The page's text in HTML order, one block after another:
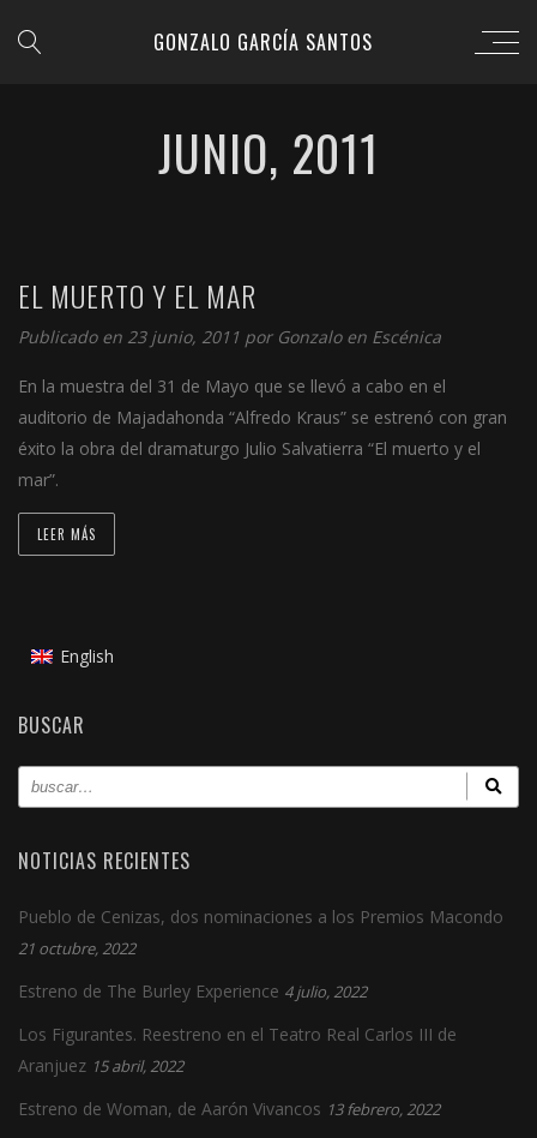
GONZALO GARCÍA SANTOS
JUNIO, 2011
EL MUERTO Y EL MAR
Publicado en 23 junio, 2011 por Gonzalo en Escénica
En la muestra del 31 de Mayo que se llevó a cabo en el
auditorio de Majadahonda “Alfredo Kraus” se estrenó con gran
éxito la obra del dramaturgo Julio Salvatierra “El muerto y el
mar”.
LEER MÁS
English
BUSCAR
NOTICIAS RECIENTES
Pueblo de Cenizas, dos nominaciones a los Premios Macondo
21 octubre, 2022
Estreno de The Burley Experience 4 julio, 2022
Los Figurantes. Reestreno en el Teatro Real Carlos III de
Aranjuez 15 abril, 2022
Estreno de Woman, de Aarón Vivancos 13 febrero, 2022